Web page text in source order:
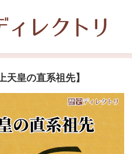
天皇の直系祖先】